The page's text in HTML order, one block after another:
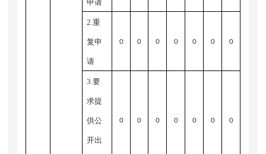
申请
2.重
复申
请
0 0 0 0 0 0 0
3.要
求提
供公
开出
0 0 0 0 0 0 0